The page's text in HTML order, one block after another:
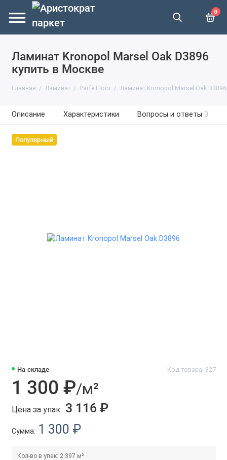
0
Ламинат Kronopol Marsel Oak D3896
купить в Москве
Главная Ламинат Parfe Floor Ламинат Kronopol Marsel Oak D3896
Описание Характеристики Вопросы и ответы 0
Популярный
На складе Код товара: 827
1 300 ₽/м²
Цена за упак: 3 116 ₽
Сумма: 1 300 ₽
Кол-во в упак: 2.397 м²